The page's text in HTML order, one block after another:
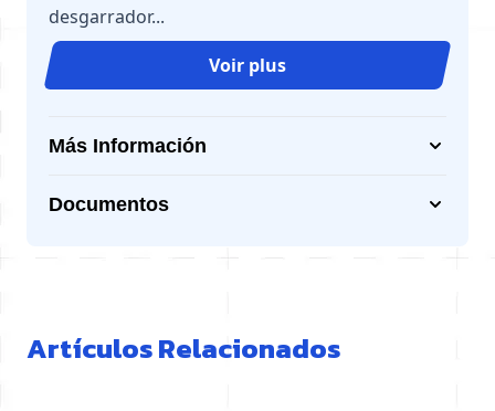
desgarrador...
Voir plus
Más Información
Documentos
Artículos Relacionados